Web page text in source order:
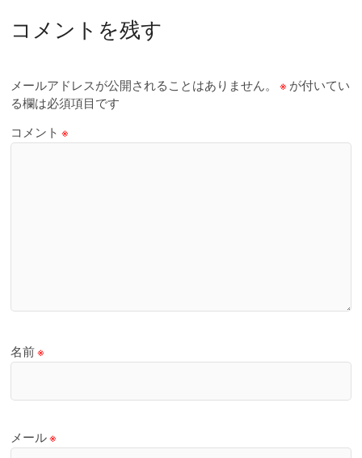
コメントを残す
メールアドレスが公開されることはありません。 ※ が付いてい
る欄は必須項目です
コメント※
名前※
メール※